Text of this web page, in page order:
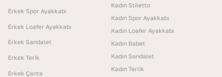
Erkek Spor Ayakkabı
Erkek Loafer Ayakkabı
Erkek Sandalet
Erkek Terik
Erkek Çanta
Kadın Stiletto
Kadın Spor Ayakkabı
Kadın Loafer Ayakkabı
Kadın Babet
Kadın Sandalet
Kadın Terlik